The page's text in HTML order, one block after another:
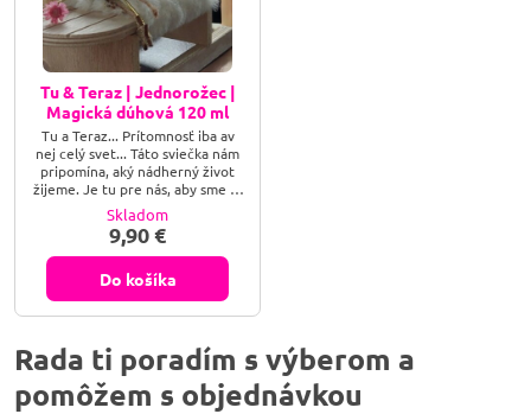
Tu & Teraz | Jednorožec |
Magická dúhová 120 ml
Tu a Teraz... Prítomnosť iba av
nej celý svet... Táto sviečka nám
pripomína, aký nádherný život
žijeme. Je tu pre nás, aby sme sa
zastavili a užívali si krásu
prítomnosti.Ručne vyrobená
prírodná sviečka zo sójového
vosku, prírodných esenciálnych
olejov s autorskou kresbou
Skladom
9,90 €
Do košíka
Rada ti poradím s výberom a
pomôžem s objednávkou